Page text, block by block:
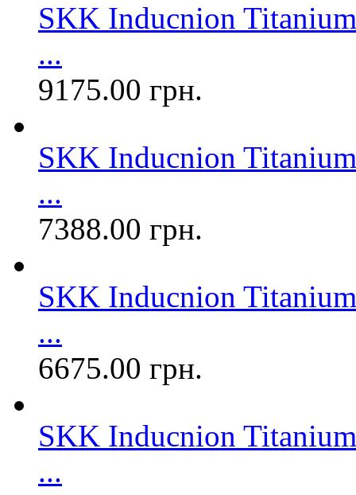
SKK Inducnion
...
9175.00 грн.
SKK Inducnion
...
7388.00 грн.
SKK Inducnion
...
6675.00 грн.
SKK Inducnion
...